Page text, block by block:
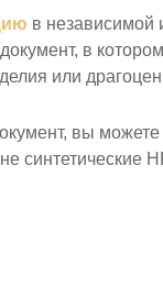
в независимой
в
или
вы
синтетические